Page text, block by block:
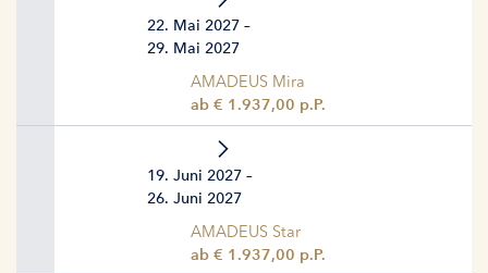
22. Mai 2027 –
29. Mai 2027
AMADEUS Mira
ab € 1.937,00 p.P.
19. Juni 2027 –
26. Juni 2027
AMADEUS Star
ab € 1.937,00 p.P.